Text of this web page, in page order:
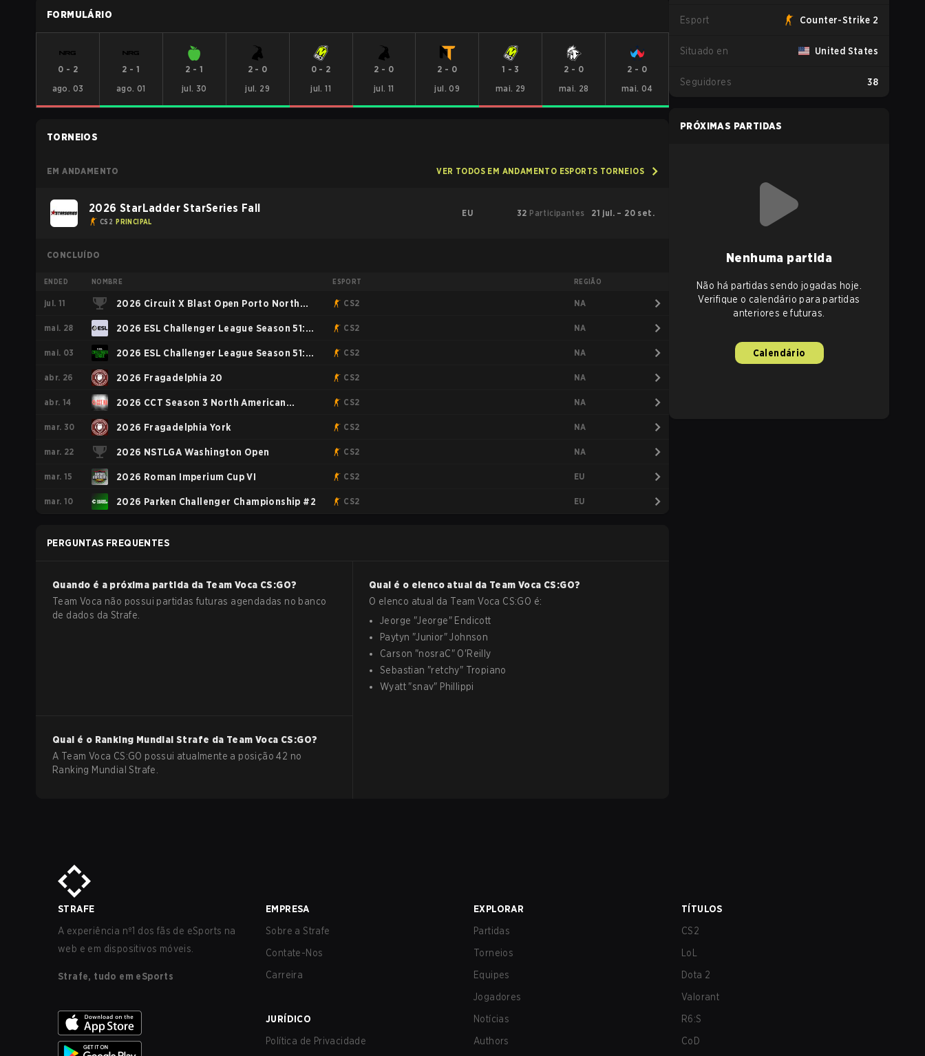
FORMULÁRIO
0 - 2
ago. 03
2 - 1
ago. 01
2 - 1
jul. 30
2 - 0
jul. 29
0- 2
jul. 11
2 - 0
jul. 11
2 - 0
jul. 09
1 - 3
mai. 29
2 - 0
mai. 28
2 - 0
mai. 04
TORNEIOS
EM ANDAMENTO VER TODOS EM ANDAMENTO ESPORTS TORNEIOS
2026 StarLadder StarSeries Fall
CS2 PRINCIPAL
EU 32 Participantes 21 jul. – 20 set.
CONCLUÍDO
ENDED NOMBRE ESPORT REGIÃO
jul. 11 2026 Circuit X Blast Open Porto North
America Rising Event
CS2 NA
mai. 28 2026 ESL Challenger League Season 51:
North America
CS2 NA
mai. 03 2026 ESL Challenger League Season 51:
North America - Cup #4
CS2 NA
abr. 26 2026 Fragadelphia 20 CS2 NA
abr. 14 2026 CCT Season 3 North American
Series #4
CS2 NA
mar. 30 2026 Fragadelphia York CS2 NA
mar. 22 2026 NSTLGA Washington Open CS2 NA
mar. 15 2026 Roman Imperium Cup VI CS2 EU
mar. 10 2026 Parken Challenger Championship #2 CS2 EU
PERGUNTAS FREQUENTES
Quando é a próxima partida da Team Voca CS:GO?
Team Voca não possui partidas futuras agendadas no banco
de dados da Strafe.
Qual é o elenco atual da Team Voca CS:GO?
O elenco atual da Team Voca CS:GO é:
Jeorge "Jeorge" Endicott
Paytyn "Junior"Johnson
Carson "nosraC" O'Reilly
Sebastian "retchy" Tropiano
Wyatt "snav" Phillippi
Qual é o Ranking Mundial Strafe da Team Voca CS:GO?
A Team Voca CS:GO possui atualmente a posição 42 no
Ranking Mundial Strafe.
Esport Counter-Strike 2
Situado en United States
Seguidores 38
PRÓXIMAS PARTIDAS
Nenhuma partida
Não há partidas sendo jogadas hoje.
Verifique o calendário para partidas
anteriores e futuras.
Calendário
STRAFE
A experiência nº1 dos fãs de eSports na
web e em dispositivos móveis.
Strafe, tudo em eSports
EMPRESA
Sobre a Strafe
Contate-Nos
Carreira
JURÍDICO
Política de Privacidade
EXPLORAR
Partidas
Torneios
Equipes
Jogadores
Notícias
Authors
TÍTULOS
CS2
LoL
Dota 2
Valorant
R6:S
CoD